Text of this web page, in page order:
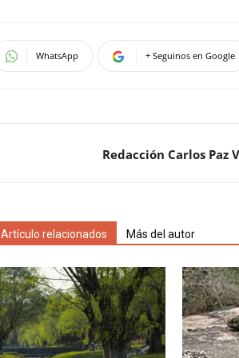
WhatsApp + Seguinos en Google
Redacción Carlos Paz
Artículo relacionados Más del autor